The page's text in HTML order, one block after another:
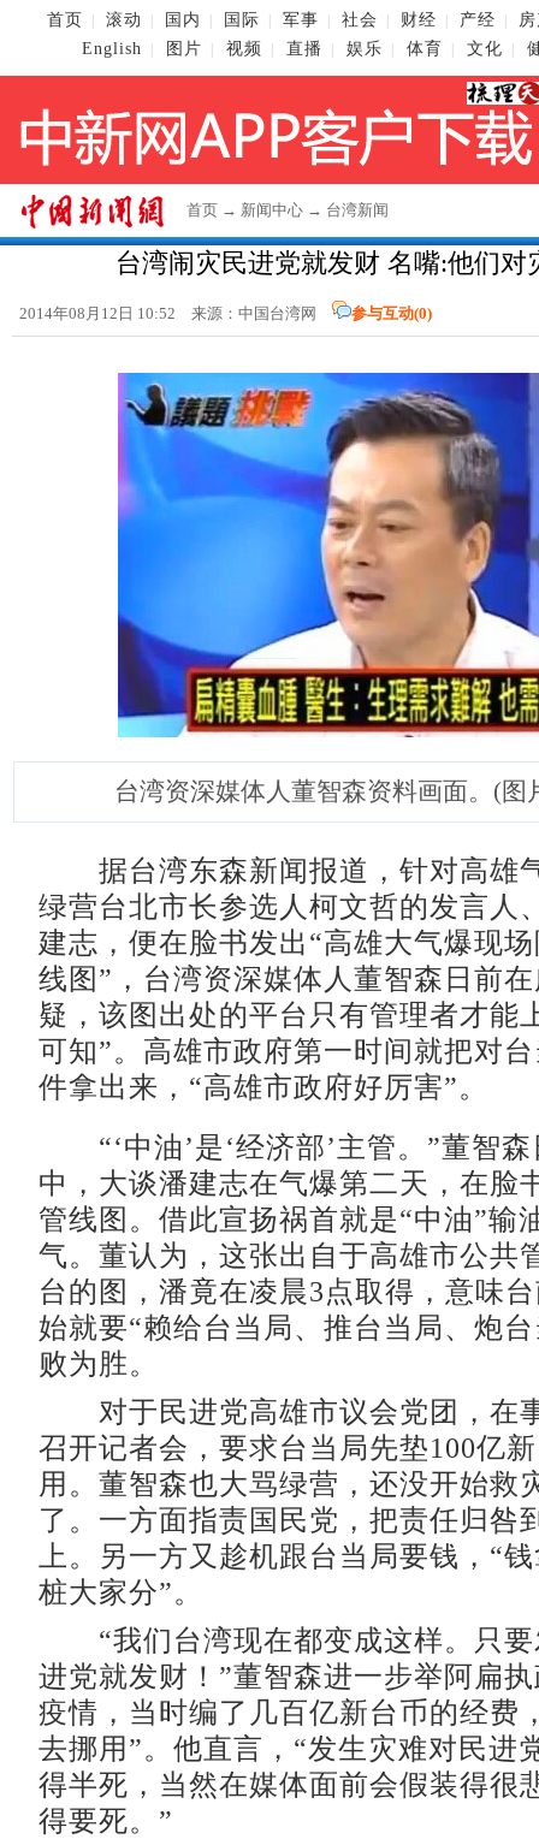
首页 滚动 国内 国际 军事 社会 财经 产经
English
图片 视频 直播 娱乐 体育 文化
首页 → 新闻中心 → 台湾新闻
台湾闹灾民进党就发财 名嘴:他们对
2014年08月12日 10:52 来源：中国台湾网 参与互动(0)
台湾资深媒体人董智森资料画面。(图
据台湾东森新闻报道，针对高雄
绿营台北市长参选人柯文哲的发言人
建志，便在脸书发出“高雄大气爆现
线图”，台湾资深媒体人董智森日前
疑，该图出处的平台只有管理者才能
可知”。高雄市政府第一时间就把对
件拿出来，“高雄市政府好厉害”。
“‘中油’是‘经济部’主管。”董智森
中，大谈潘建志在气爆第二天，在脸
管线图。借此宣扬祸首就是“中油”输
气。董认为，这张出自于高雄市公共
台的图，潘竟在凌晨3点取得，意味
始就要“赖给台当局、推台当局、炮
败为胜。
对于民进党高雄市议会党团，在
召开记者会，要求台当局先垫100亿
用。董智森也大骂绿营，还没开始救
了。一方面指责国民党，把责任归咎
上。另一方又趁机跟台当局要钱，“
桩大家分”。
“我们台湾现在都变成这样。只要
进党就发财！”董智森进一步举阿扁
疫情，当时编了几百亿新台币的经费
去挪用”。他直言，“发生灾难对民进
得半死，当然在媒体面前会假装得很
得要死。”